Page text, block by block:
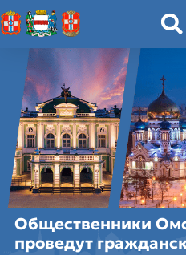
Общественники
проведут